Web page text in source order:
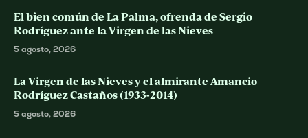
El bien común de La Palma, ofrenda de Sergio
Rodríguez ante la Virgen de las Nieves
5 agosto, 2026
La Virgen de las Nieves y el almirante Amancio
Rodríguez Castaños (1933-2014)
5 agosto, 2026